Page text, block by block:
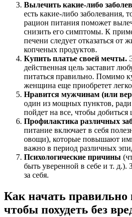
Вылечить какие-либо
есть какие-либо заболевания,
рацион питания поможет
снизить его симптомы. К
печени следует отказаться от
копченых продуктов.
Купить платье своей мечты.
действенная цель заставит
питаться правильно. Помимо
женщина еще приобретет
Нравится мужчинам (или
один из мощных пунктов,
пойдет на все, чтобы добиться
Профилактика различных
питание включает в себя
овощи), которые повышают
важно в период различных
Психологические причины
быть уверенной в себе и т. д.).
за себя.
Как начать правильно
чтобы похудеть без